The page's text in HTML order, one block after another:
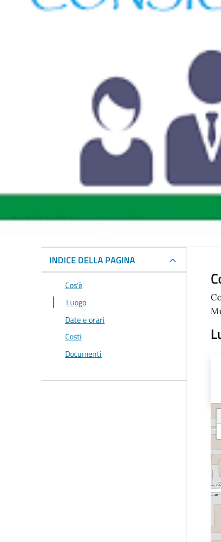
INDICE DELLA PAGINA
Cos'è
Luogo
Date e orari
Costi
Documenti